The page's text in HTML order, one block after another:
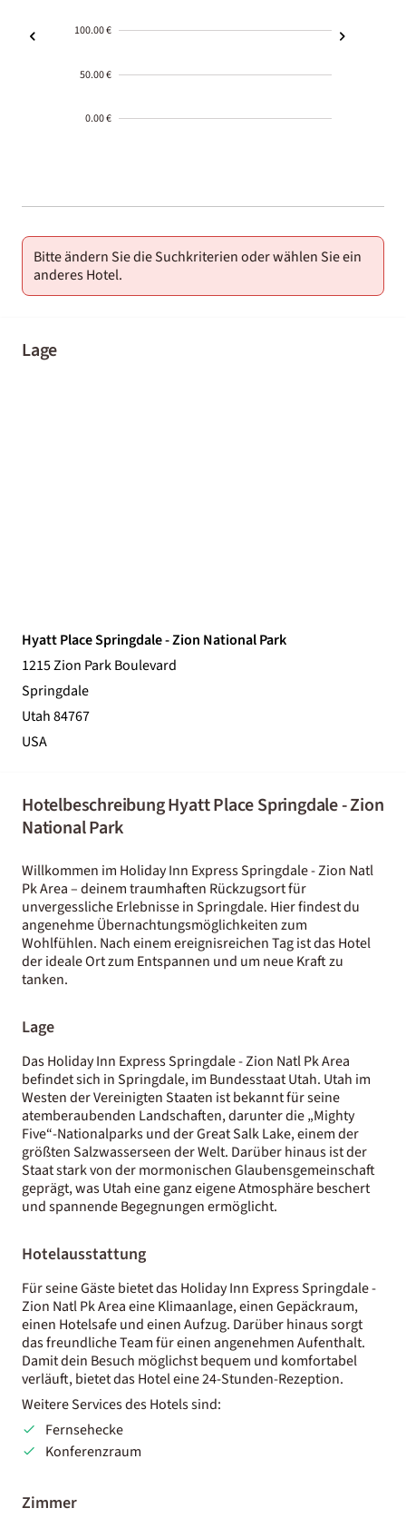
100.00 €
50.00 €
0.00 €
01-02
Bitte ändern Sie die Suchkriterien oder wählen Sie ein
anderes Hotel.
Lage
Hyatt Place Springdale - Zion National Park
1215 Zion Park Boulevard
Springdale
Utah 84767
USA
Hotelbeschreibung Hyatt Place Springdale - Zion
National Park
Willkommen im Holiday Inn Express Springdale - Zion Natl
Pk Area – deinem traumhaften Rückzugsort für
unvergessliche Erlebnisse in Springdale. Hier findest du
angenehme Übernachtungsmöglichkeiten zum
Wohlfühlen. Nach einem ereignisreichen Tag ist das Hotel
der ideale Ort zum Entspannen und um neue Kraft zu
tanken.
Lage
Das Holiday Inn Express Springdale - Zion Natl Pk Area
befindet sich in Springdale, im Bundesstaat Utah. Utah im
Westen der Vereinigten Staaten ist bekannt für seine
atemberaubenden Landschaften, darunter die „Mighty
Five“-Nationalparks und der Great Salk Lake, einem der
größten Salzwasserseen der Welt. Darüber hinaus ist der
Staat stark von der mormonischen Glaubensgemeinschaft
geprägt, was Utah eine ganz eigene Atmosphäre beschert
und spannende Begegnungen ermöglicht.
Hotelausstattung
Für seine Gäste bietet das Holiday Inn Express Springdale -
Zion Natl Pk Area eine Klimaanlage, einen Gepäckraum,
einen Hotelsafe und einen Aufzug. Darüber hinaus sorgt
das freundliche Team für einen angenehmen Aufenthalt.
Damit dein Besuch möglichst bequem und komfortabel
verläuft, bietet das Hotel eine 24-Stunden-Rezeption.
Weitere Services des Hotels sind:
Fernsehecke
Konferenzraum
Zimmer